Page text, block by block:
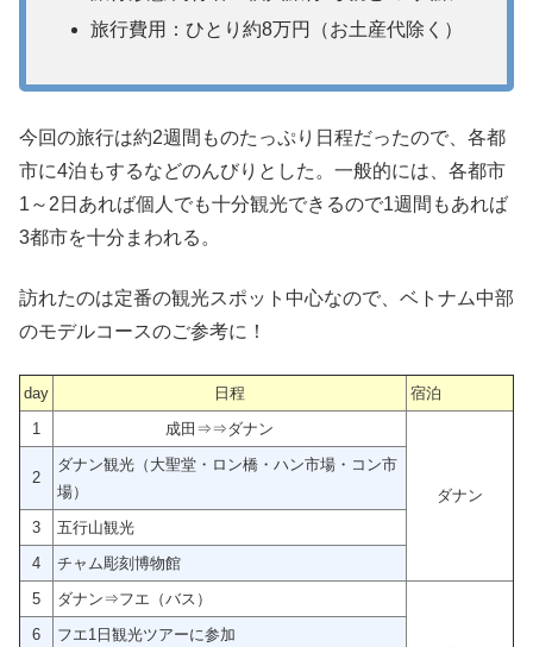
旅行費用：ひとり約8万円（お土産代除く）
今回の旅行は約2週間ものたっぷり日程だったので、各都
市に4泊もするなどのんびりとした。一般的には、各都市
1～2日あれば個人でも十分観光できるので1週間もあれば
3都市を十分まわれる。
訪れたのは定番の観光スポット中心なので、ベトナム中部
のモデルコースのご参考に！
day 日程
宿泊
1
成田⇒⇒ダナン
ダナン
2
ダナン観光（大聖堂・ロン橋・ハン市場・コン市
場）
3
五行山観光
4
チャム彫刻博物館
5
ダナン⇒フエ（バス）
6
フエ1日観光ツアーに参加